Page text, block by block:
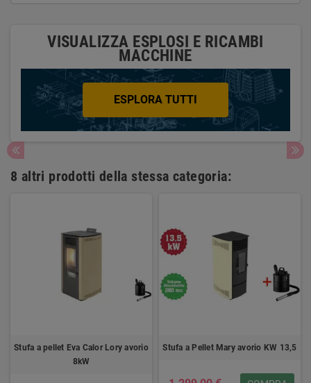
VISUALIZZA ESPLOSI E RICAMBI
MACCHINE
ESPLORA TUTTI
8 altri prodotti della stessa categoria:
Stufa a pellet Eva Calor Lory avorio
8kW
Stufa a Pellet Mary avorio KW 13,5